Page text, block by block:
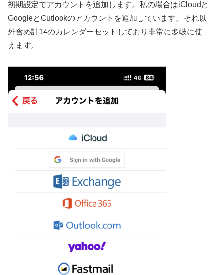
初期設定でアカウントを追加します。私の場合はiCloudと
GoogleとOutlookのアカウントを追加しています。それ以
外含め計14のカレンダーセットしており非常に多岐に使
えます。